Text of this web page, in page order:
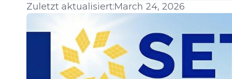
Zuletzt aktualisiert:March 24, 2026